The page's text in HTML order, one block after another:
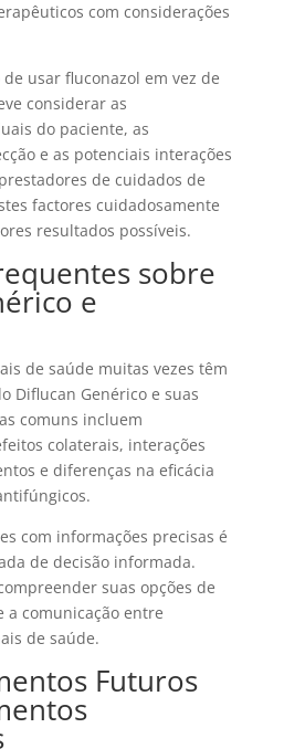
com considerações
usar fluconazol em vez de
considerar as
do paciente, as
e as potenciais interações
de cuidados de
factores cuidadosamente
resultados possíveis.
sobre
e
de saúde muitas vezes têm
Diflucan Genérico e suas
comuns incluem
colaterais, interações
e diferenças na eficácia
com informações precisas é
de decisão informada.
suas opções de
a comunicação entre
de saúde.
Futuros